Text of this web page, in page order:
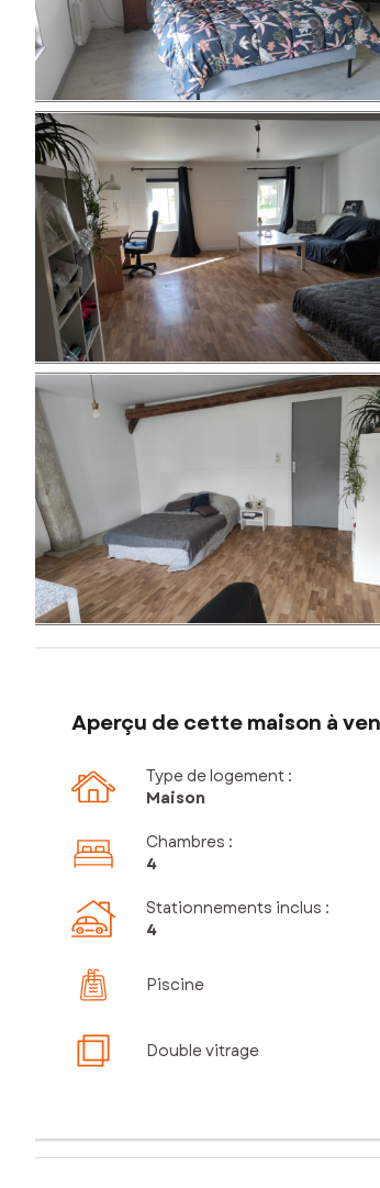
Aperçu de cette maison à
Type de logement :
Maison
Chambres :
4
Stationnements inclus :
4
Piscine
Double vitrage